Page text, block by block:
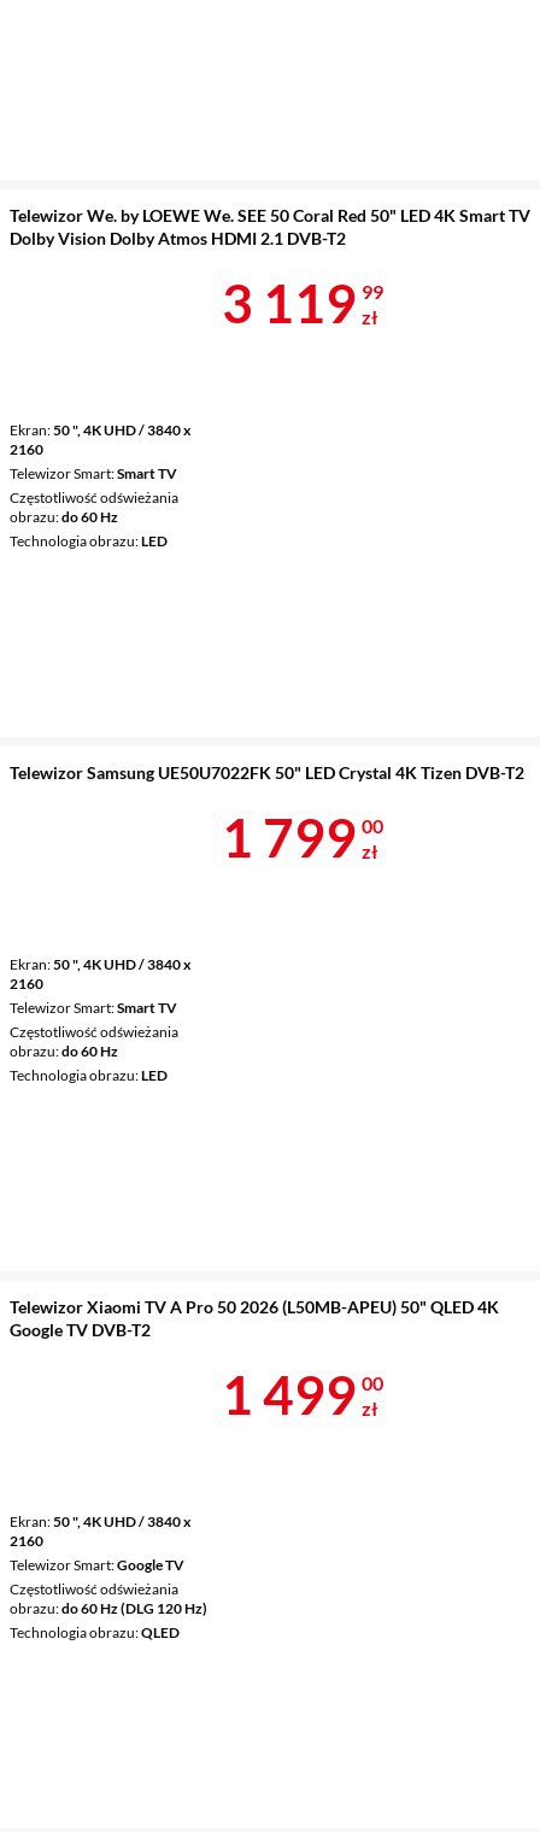
Telewizor We. by LOEWE We. SEE 50 Coral Red 50" LED 4K Smart TV
Dolby Vision Dolby Atmos HDMI 2.1 DVB-T2
Ekran 50 ", 4K UHD / 3840 x
2160
Telewizor Smart Smart TV
Częstotliwość odświeżania
obrazu do 60 Hz
Technologia obrazu LED
Cena 3
3 119 99
zł
Telewizor Samsung UE50U7022FK 50" LED Crystal 4K Tizen DVB-T2
Ekran 50 ", 4K UHD / 3840 x
2160
Telewizor Smart Smart TV
Częstotliwość odświeżania
obrazu do 60 Hz
Technologia obrazu LED
Cena 1 799 zł
1 799 00
zł
Telewizor Xiaomi TV A Pro 50 2026 (L50MB-APEU) 50" QLED 4K
Google TV DVB-T2
Ekran 50 ", 4K UHD / 3840 x
2160
Telewizor Smart Google TV
Częstotliwość odświeżania
obrazu do 60 Hz (DLG 120 Hz)
Technologia obrazu QLED
Cena 1 499 zł
1 499 00
zł